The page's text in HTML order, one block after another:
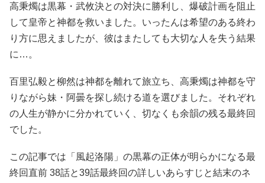
高秉燭は黒幕・武攸決との対決に勝利し、爆破計画を阻止
して皇帝と神都を救いました。いったんは希望のある終わ
り方に思えましたが、彼はまたしても大切な人を失う結果
に…。
百里弘毅と柳然は神都を離れて旅立ち、高秉燭は神都を守
りながら妹・阿曇を探し続ける道を選びました。それぞれ
の人生が静かに分かれていく、切なくも余韻の残る最終回
でした。
この記事では「風起洛陽」の黒幕の正体が明らかになる最
終回直前 38話と39話最終回の詳しいあらすじと結末のネ